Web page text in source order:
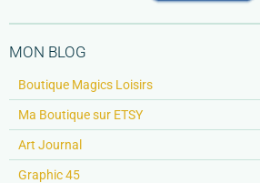
MON BLOG
Boutique Magics Loisirs
Ma Boutique sur ETSY
Art Journal
Graphic 45